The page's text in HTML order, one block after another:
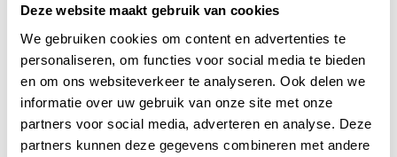
Deze website maakt gebruik van cookies
We gebruiken cookies om content en advertenties te
personaliseren, om functies voor social media te bieden
en om ons websiteverkeer te analyseren. Ook delen we
informatie over uw gebruik van onze site met onze
partners voor social media, adverteren en analyse. Deze
partners kunnen deze gegevens combineren met andere
Categorieën: 75 Micron Flights Flights